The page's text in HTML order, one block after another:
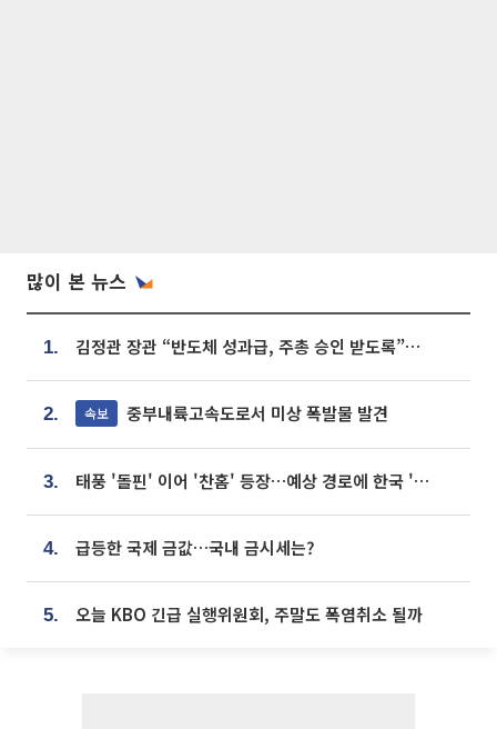
많이 본 뉴스
1. 김정관 장관 “반도체 성과급, 주총 승인 받도록”…상법·자본시장법 개정 시사
2. 속보 중부내륙고속도로서 미상 폭발물 발견
3. 태풍 '돌핀' 이어 '찬홈' 등장…예상 경로에 한국 '한숨'
4. 급등한 국제 금값…국내 금시세는?
5. 오늘 KBO 긴급 실행위원회, 주말도 폭염취소 될까